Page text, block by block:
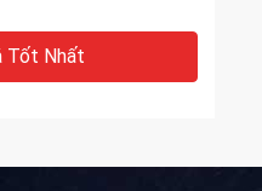
Tốt Nhất